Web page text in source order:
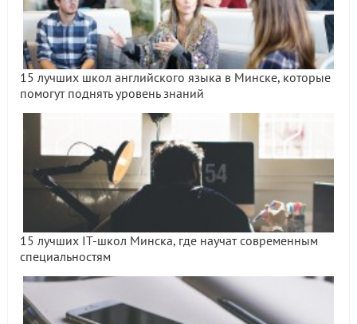
15 лучших школ английского языка в Минске, которые
помогут поднять уровень знаний
15 лучших IT-школ Минска, где научат современным
специальностям